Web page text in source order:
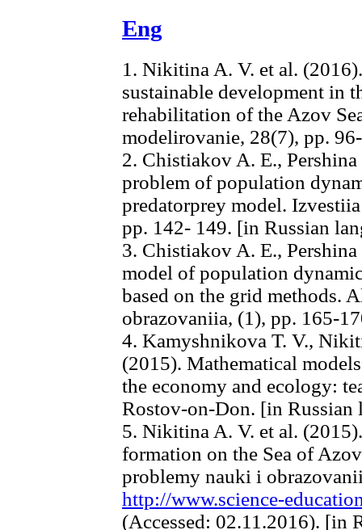
Eng
1. Nikitina A. V. et al.
sustainable development in
rehabilitation of the Azov
modelirovanie, 28(7), pp.
2. Chistiakov A. E.,
problem of population
predatorprey model.
pp. 142- 149. [in Russian
3. Chistiakov A. E.,
model of population
based on the grid methods.
obrazovaniia, (1), pp. 165-
4. Kamyshnikova T. V.,
(2015). Mathematical
the economy and ecology:
Rostov-on-Don. [in Russian
5. Nikitina A. V. et al.
formation on the Sea of
problemy nauki i
http://www.science-
(Accessed: 02.11.2016). [in